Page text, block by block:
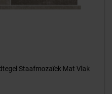
Staafmozaïek Mat Vlak